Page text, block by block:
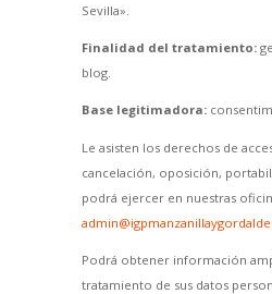
Sevilla».
Finalidad del tratamiento:
blog.
Base legitimadora:
Le asisten los derechos de
cancelación, oposición,
podrá ejercer en nuestras
Podrá obtener información
tratamiento de sus datos